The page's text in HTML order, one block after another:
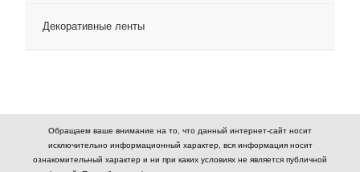
Декоративные ленты
Обращаем ваше внимание на то, что данный интернет-сайт носит
исключительно информационный характер, вся информация носит
ознакомительный характер и ни при каких условиях не является публичной